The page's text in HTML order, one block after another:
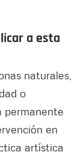
a esta
naturales,
o
permanente
en
artística